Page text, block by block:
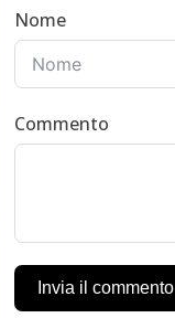
Nome
Commento
Invia il commento